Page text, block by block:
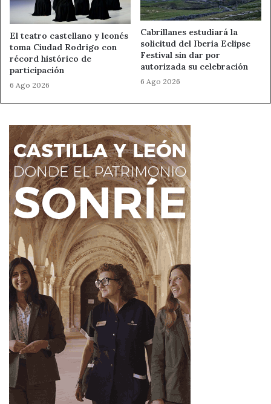
El teatro castellano y leonés
toma Ciudad Rodrigo con
récord histórico de
participación
6 Ago 2026
Cabrillanes estudiará la
solicitud del Iberia Eclipse
Festival sin dar por
autorizada su celebración
6 Ago 2026